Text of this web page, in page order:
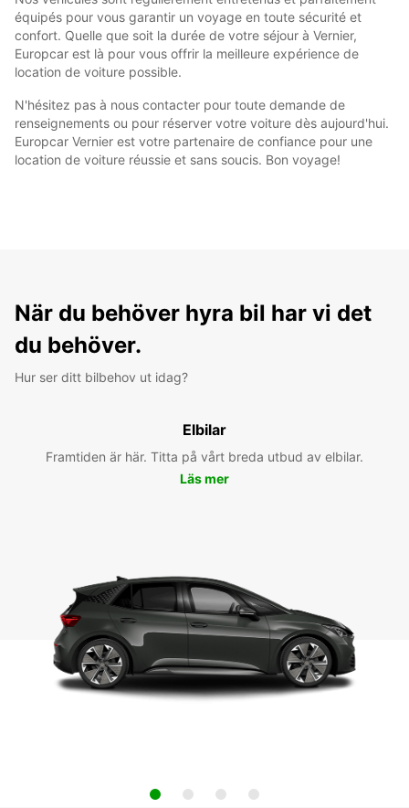
équipés pour vous garantir un voyage en toute sécurité et
confort. Quelle que soit la durée de votre séjour à Vernier,
Europcar est là pour vous offrir la meilleure expérience de
location de voiture possible.
N'hésitez pas à nous contacter pour toute demande de
renseignements ou pour réserver votre voiture dès aujourd'hui.
Europcar Vernier est votre partenaire de confiance pour une
location de voiture réussie et sans soucis. Bon voyage!
När du behöver hyra bil har vi det
du behöver.
Hur ser ditt bilbehov ut idag?
Elbilar
Framtiden är här. Titta på vårt breda utbud av elbilar.
Läs mer